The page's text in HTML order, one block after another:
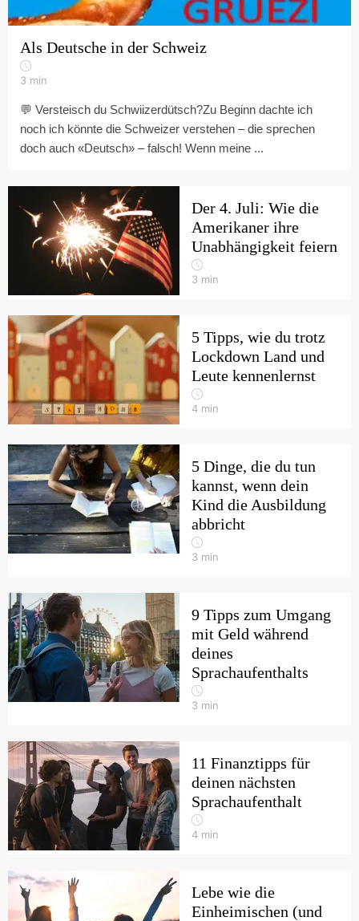
Als Deutsche in der Schweiz
3 min
💬 Versteisch du Schwiizerdütsch?Zu Beginn dachte ich
noch ich könnte die Schweizer verstehen – die sprechen
doch auch «Deutsch» – falsch! Wenn meine ...
Der 4. Juli: Wie die
Amerikaner ihre
Unabhängigkeit feiern
3 min
5 Tipps, wie du trotz
Lockdown Land und
Leute kennenlernst
4 min
5 Dinge, die du tun
kannst, wenn dein
Kind die Ausbildung
abbricht
3 min
9 Tipps zum Umgang
mit Geld während
deines
Sprachaufenthalts
3 min
11 Finanztipps für
deinen nächsten
Sprachaufenthalt
4 min
Lebe wie die
Einheimischen (und